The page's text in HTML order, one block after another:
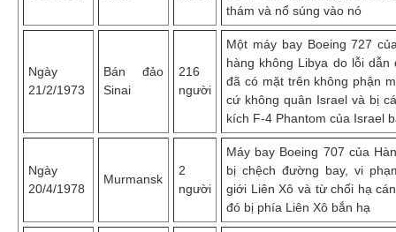
thám và nổ súng vào nó
Ngày
21/2/1973
Bán đảo
Sinai
216
người
Một máy bay Boeing 727
hàng không Libya do lỗi dẫn
đã có mặt trên không phận
cứ không quân Israel và bị
kích F-4 Phantom của Israel
Ngày
20/4/1978
Murmansk
2
người
Máy bay Boeing 707 của
bị chệch đường bay, vi
giới Liên Xô và từ chối hạ
đó bị phía Liên Xô bắn hạ